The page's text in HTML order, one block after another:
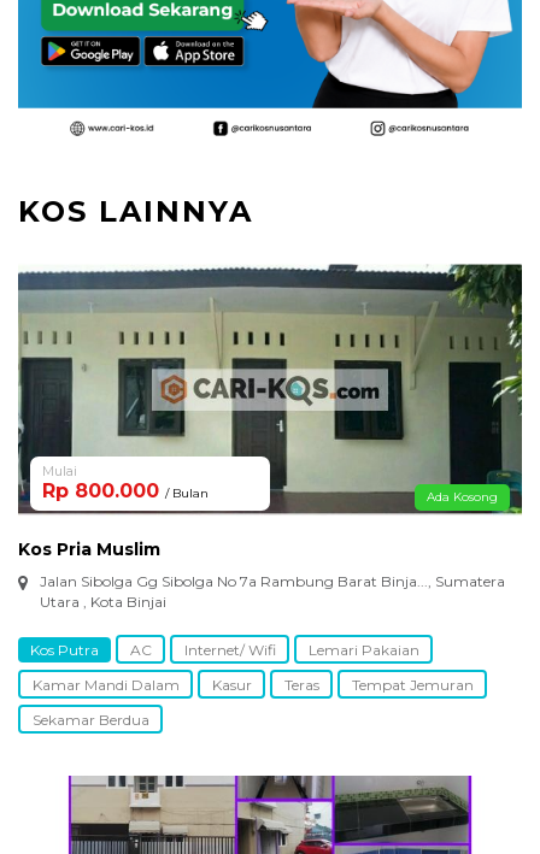
KOS LAINNYA
Mulai
Rp 800.000 / Bulan Ada Kosong
Kos Pria Muslim
Jalan Sibolga Gg Sibolga No 7a Rambung Barat Binja..., Sumatera
Utara , Kota Binjai
Kos Putra AC Internet/ Wifi
Lemari Pakaian
Kamar Mandi Dalam
Kasur Teras
Tempat Jemuran
Sekamar Berdua